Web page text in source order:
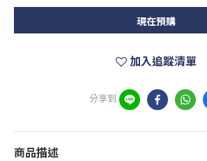
現在預購
加入追蹤清單
分享到
商品描述